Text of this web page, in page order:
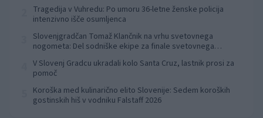
Tragedija v Vuhredu: Po umoru 36-letne ženske policija
intenzivno išče osumljenca
Slovenjgradčan Tomaž Klančnik na vrhu svetovnega
nogometa: Del sodniške ekipe za finale svetovnega
V Slovenj Gradcu ukradali kolo Santa Cruz, lastnik prosi za
pomoč
Koroška med kulinarično elito Slovenije: Sedem koroških
gostinskih hiš v vodniku Falstaff 2026